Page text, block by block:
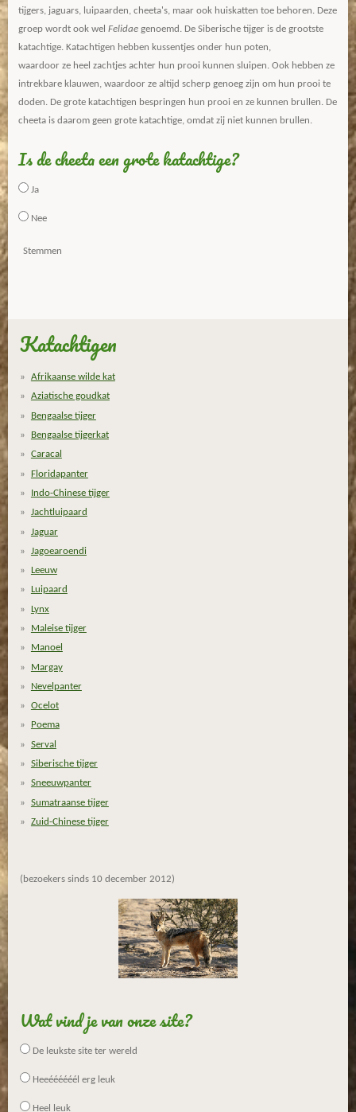
tijgers, jaguars, luipaarden, cheeta's, maar ook huiskatten toe behoren. Deze
groep wordt ook wel Felidae genoemd. De Siberische tijger is de grootste
katachtige. Katachtigen hebben kussentjes onder hun poten,
waardoor ze heel zachtjes achter hun prooi kunnen sluipen. Ook hebben ze
intrekbare klauwen, waardoor ze altijd scherp genoeg zijn om hun prooi te
doden. De grote katachtigen bespringen hun prooi en ze kunnen brullen. De
cheeta is daarom geen grote katachtige, omdat zij niet kunnen brullen.
Is de cheeta een grote katachtige?
Ja
Nee
Stemmen
Katachtigen
Afrikaanse wilde kat
Aziatische goudkat
Bengaalse tijger
Bengaalse tijgerkat
Caracal
Floridapanter
Indo-Chinese tijger
Jachtluipaard
Jaguar
Jagoearoendi
Leeuw
Luipaard
Lynx
Maleise tijger
Manoel
Margay
Nevelpanter
Ocelot
Poema
Serval
Siberische tijger
Sneeuwpanter
Sumatraanse tijger
Zuid-Chinese tijger
(bezoekers sinds 10 december 2012)
Wat vind je van onze site?
De leukste site ter wereld
Heeéééééél erg leuk
Heel leuk